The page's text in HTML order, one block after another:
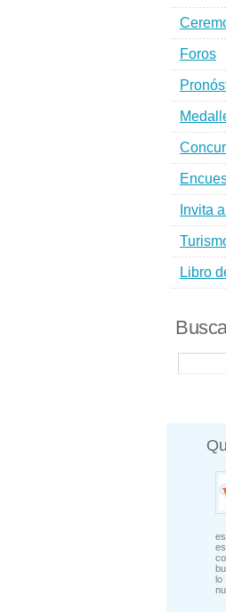
Foros
Invita
Libro
lo